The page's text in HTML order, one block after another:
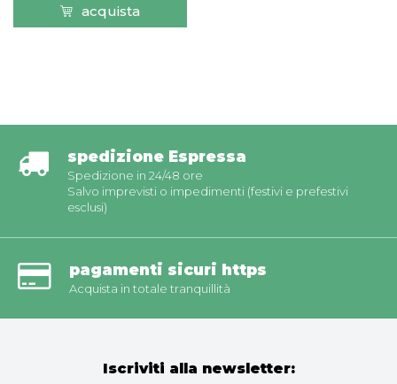
acquista
spedizione Espressa
Spedizione in 24/48 ore
Salvo imprevisti o impedimenti (festivi e prefestivi
esclusi)
pagamenti sicuri https
Acquista in totale tranquillità
Iscriviti alla newsletter: